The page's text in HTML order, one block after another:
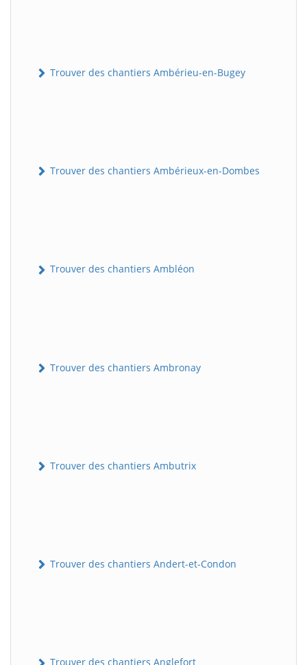
Trouver des chantiers Ambérieu-en-Bugey
Trouver des chantiers Ambérieux-en-Dombes
Trouver des chantiers Ambléon
Trouver des chantiers Ambronay
Trouver des chantiers Ambutrix
Trouver des chantiers Andert-et-Condon
Trouver des chantiers Anglefort